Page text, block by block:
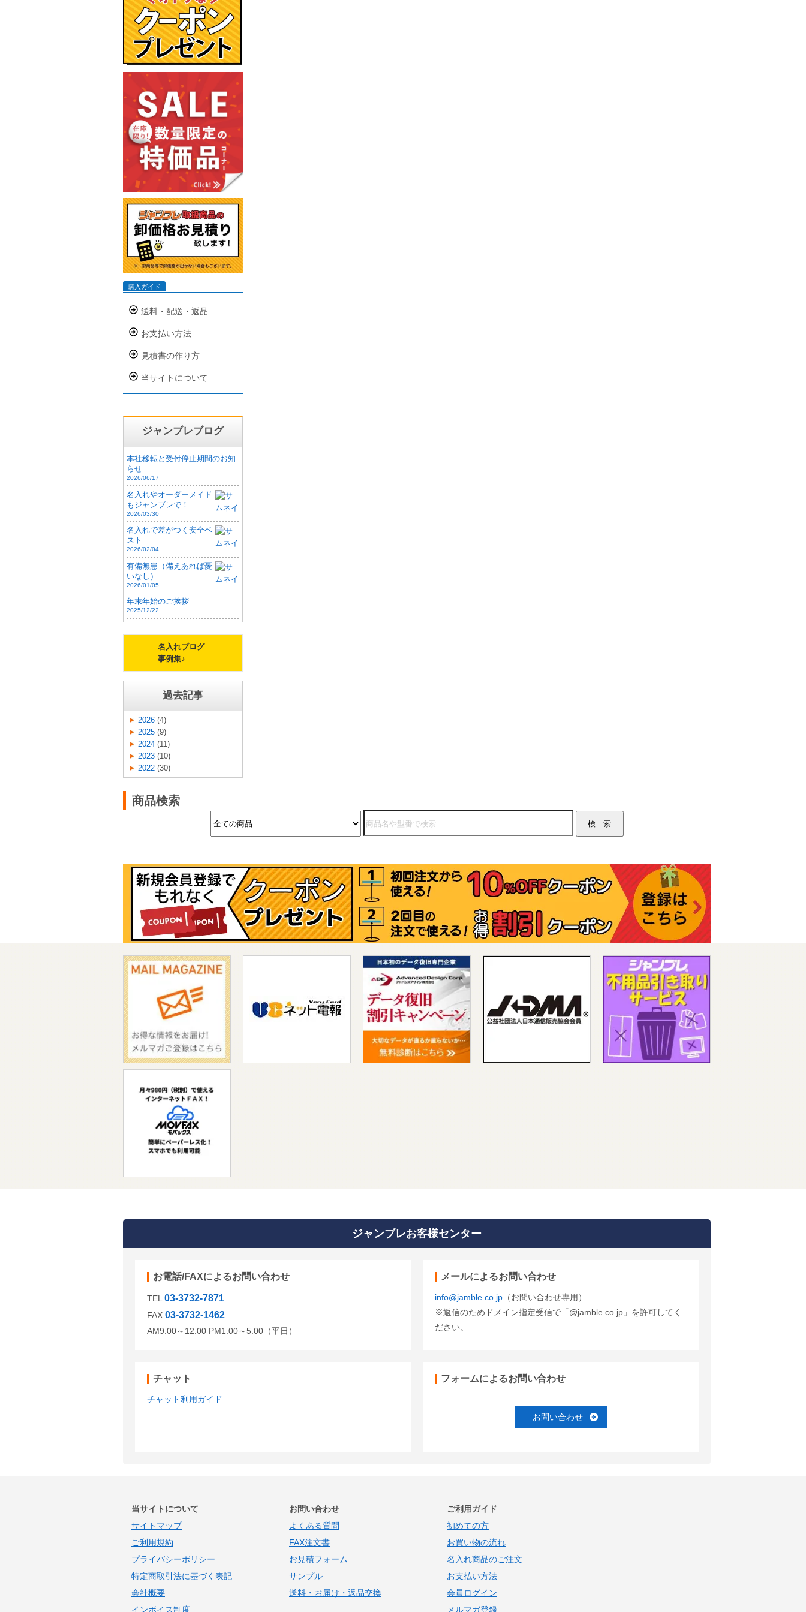
購入ガイド
送料・配送・返品
お支払い方法
見積書の作り方
当サイトについて
ジャンブレブログ
本社移転と受付停止期間のお知
らせ
2026/06/17
名入れやオーダーメイド
もジャンブレで！
2026/03/30
名入れで差がつく安全ベ
スト
2026/02/04
有備無患（備えあれば憂
いなし）
2026/01/05
年末年始のご挨拶
2025/12/22
名入れブログ
事例集♪
過去記事
2026 (4)
2025 (9)
2024 (11)
2023 (10)
2022 (30)
商品検索
ジャンブレお客様センター
お電話/FAXによるお問い合わせ
TEL 03-3732-7871
FAX 03-3732-1462
AM9:00～12:00 PM1:00～5:00（平日）
メールによるお問い合わせ
info@jamble.co.jp （お問い合わせ専用）
※返信のためドメイン指定受信で「@jamble.co.jp」を許可してく
ださい。
チャット
チャット利用ガイド
フォームによるお問い合わせ
お問い合わせ
当サイトについて
サイトマップ
ご利用規約
プライバシーポリシー
特定商取引法に基づく表記
会社概要
インボイス制度
お問い合わせ
よくある質問
FAX注文書
お見積フォーム
サンプル
送料・お届け・返品交換
ご利用ガイド
初めての方
お買い物の流れ
名入れ商品のご注文
お支払い方法
会員ログイン
メルマガ登録